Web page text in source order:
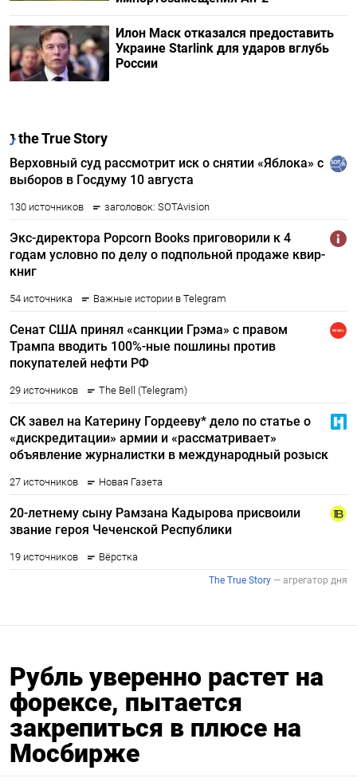
Илон Маск отказался предоставить
Украине Starlink для ударов вглубь
России
Рубль уверенно растет на
форексе, пытается
закрепиться в плюсе на
Мосбирже